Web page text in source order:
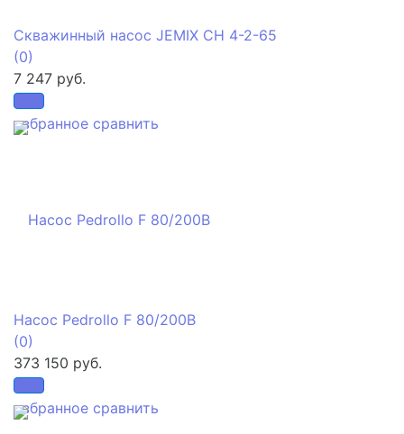
избранное сравнить
Скважинный насос JEMIX СН 4-2-65
(0)
7 247 руб.
избранное сравнить
Насос Pedrollo F 80/200B
(0)
373 150 руб.